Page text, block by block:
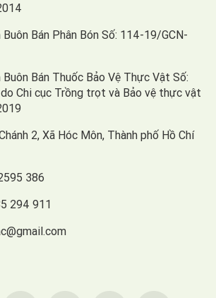
Bán Phân Bón Số: 114-19/GCN-
Bán Thuốc Bảo Vệ Thực Vật Số:
Chi cục Trồng trọt và Bảo vệ thực vật
2, Xã Hóc Môn, Thành phố Hồ Chí
386
294 911